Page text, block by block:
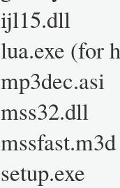
ijl15.dll
lua.exe (for
mp3dec.asi
mss32.dll
mssfast.m3d
setup.exe